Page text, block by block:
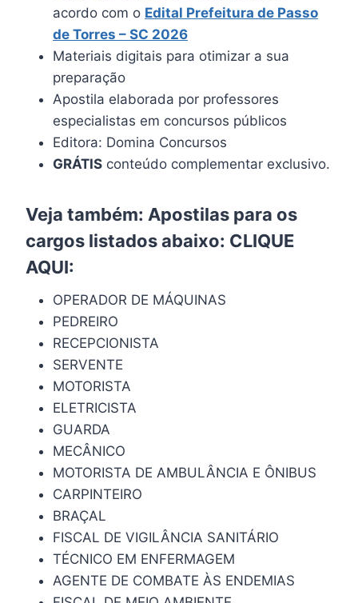
acordo com o Edital Prefeitura de Passo
de Torres – SC 2026
Materiais digitais para otimizar a sua
preparação
Apostila elaborada por professores
especialistas em concursos públicos
Editora: Domina Concursos
GRÁTIS conteúdo complementar exclusivo.
Veja também: Apostilas para os
cargos listados abaixo: CLIQUE
AQUI:
OPERADOR DE MÁQUINAS
PEDREIRO
RECEPCIONISTA
SERVENTE
MOTORISTA
ELETRICISTA
GUARDA
MECÂNICO
MOTORISTA DE AMBULÂNCIA E ÔNIBUS
CARPINTEIRO
BRAÇAL
FISCAL DE VIGILÂNCIA SANITÁRIO
TÉCNICO EM ENFERMAGEM
AGENTE DE COMBATE ÀS ENDEMIAS